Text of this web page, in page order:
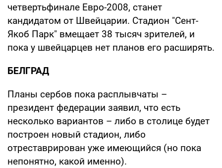
четвертьфинале Евро-2008, станет
кандидатом от Швейцарии. Стадион "Сент-
Якоб Парк" вмещает 38 тысяч зрителей, и
пока у швейцарцев нет планов его расширять.
БЕЛГРАД
Планы сербов пока расплывчаты –
президент федерации заявил, что есть
несколько вариантов – либо в столице будет
построен новый стадион, либо
отреставрирован уже имеющийся (но пока
непонятно, какой именно).